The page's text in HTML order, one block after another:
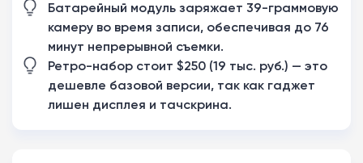
Батарейный модуль заряжает 39-граммовую
камеру во время записи, обеспечивая до 76
минут непрерывной съемки.
Ретро-набор стоит $250 (19 тыс. руб.) — это
дешевле базовой версии, так как гаджет
лишен дисплея и тачскрина.